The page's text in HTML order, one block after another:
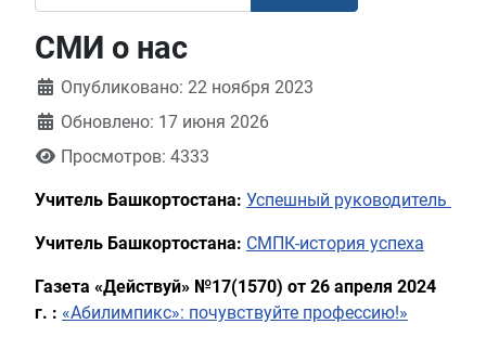
СМИ о нас
Информация о материале
Опубликовано: 22 ноября 2023
Обновлено: 17 июня 2026
Просмотров: 4333
Учитель Башкортостана: Успешный руководитель
Учитель Башкортостана: СМПК-история успеха
Газета «Действуй» №17(1570) от 26 апреля 2024
г. : «Абилимпикс»: почувствуйте профессию!»